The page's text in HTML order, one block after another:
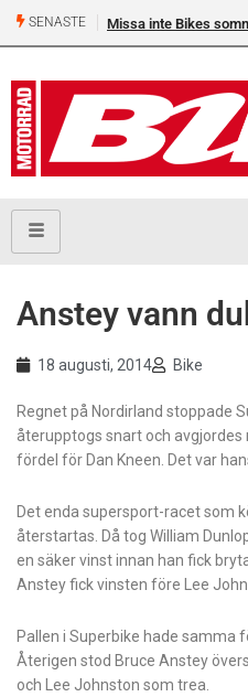
SENASTE Missa inte Bikes
Anstey vann
18 augusti, 2014 Bike
Regnet på Nordirland stoppade
återupptogs snart och avgjordes
fördel för Dan Kneen. Det var
Det enda supersport-racet som
återstartas. Då tog William
en säker vinst innan han fick
Anstey fick vinsten före Lee
Pallen i Superbike hade samma
Återigen stod Bruce Anstey
och Lee Johnston som trea.